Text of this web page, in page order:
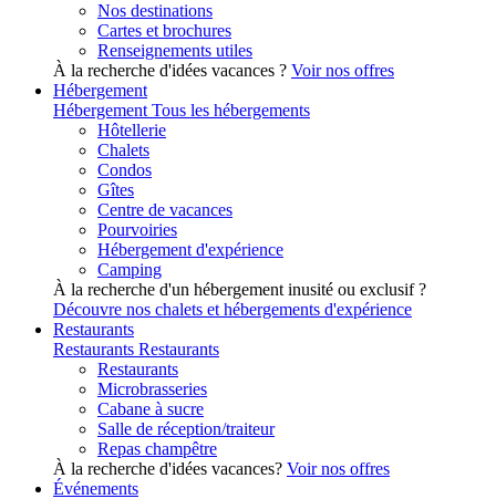
Nos destinations
Cartes et brochures
Renseignements utiles
À la recherche d'idées vacances ? Voir nos offres
Hébergement
Hébergement Tous les hébergements
Hôtellerie
Chalets
Condos
Gîtes
Centre de vacances
Pourvoiries
Hébergement d'expérience
Camping
À la recherche d'un hébergement inusité ou exclusif ?
Découvre nos chalets et hébergements d'expérience
Restaurants
Restaurants Restaurants
Restaurants
Microbrasseries
Cabane à sucre
Salle de réception/traiteur
Repas champêtre
À la recherche d'idées vacances? Voir nos offres
Événements